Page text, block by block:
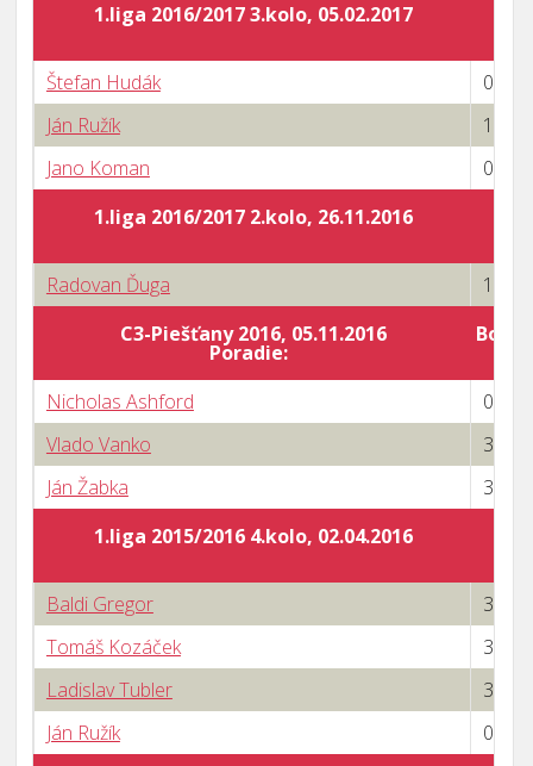
1.liga 2016/2017 3.kolo, 05.02.2017
Štefan Hudák
0 : 3
Ján Ružík
1 : 3
Jano Koman
0 : 3
1.liga 2016/2017 2.kolo, 26.11.2016
Radovan Ďuga
1 : 3
C3-Piešťany 2016, 05.11.2016
Poradie:
Body
Nicholas Ashford
0 : 3
Vlado Vanko
3 : 2
Ján Žabka
3 : 1
1.liga 2015/2016 4.kolo, 02.04.2016
Baldi Gregor
3 : 0
Tomáš Kozáček
3 : 1
Ladislav Tubler
3 : 1
Ján Ružík
0 : 3